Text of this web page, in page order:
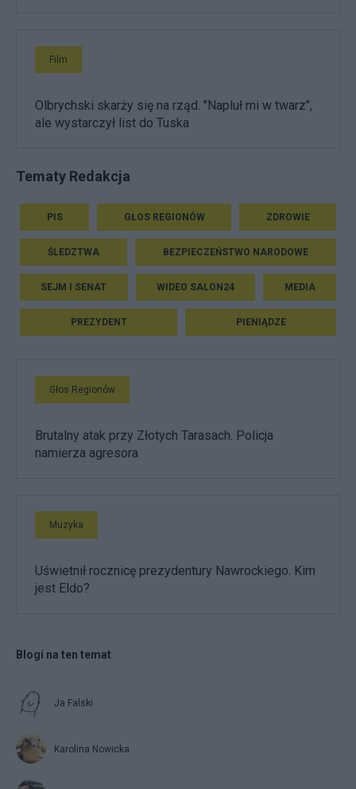
Film
Olbrychski skarży się na rząd. "Napluł mi w twarz",
ale wystarczył list do Tuska
Tematy Redakcja
PIS GŁOS REGIONÓW ZDROWIE
ŚLEDZTWA BEZPIECZEŃSTWO NARODOWE
SEJM I SENAT WIDEO SALON24 MEDIA
PREZYDENT PIENIĄDZE
Głos Regionów
Brutalny atak przy Złotych Tarasach. Policja
namierza agresora
Muzyka
Uświetnił rocznicę prezydentury Nawrockiego. Kim
jest Eldo?
Blogi na ten temat
Ja Falski
Karolina Nowicka